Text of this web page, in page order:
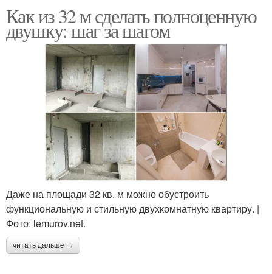
Как из 32 м сделать полноценную
двушку: шаг за шагом
Даже на площади 32 кв. м можно обустроить
функциональную и стильную двухкомнатную квартиру. |
Фото: lemurov.net.
читать дальше →